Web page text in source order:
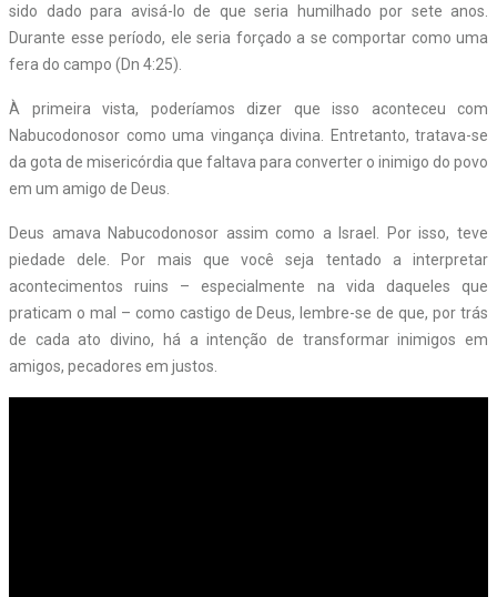
sido dado para avisá-lo de que seria humilhado por sete anos.
Durante esse período, ele seria forçado a se comportar como uma
fera do campo (Dn 4:25).
À primeira vista, poderíamos dizer que isso aconteceu com
Nabucodonosor como uma vingança divina. Entretanto, tratava-se
da gota de misericórdia que faltava para converter o inimigo do povo
em um amigo de Deus.
Deus amava Nabucodonosor assim como a Israel. Por isso, teve
piedade dele. Por mais que você seja tentado a interpretar
acontecimentos ruins – especialmente na vida daqueles que
praticam o mal – como castigo de Deus, lembre-se de que, por trás
de cada ato divino, há a intenção de transformar inimigos em
amigos, pecadores em justos.